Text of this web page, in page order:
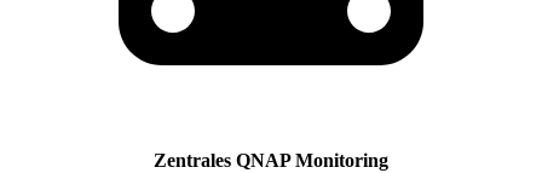
Zentrales QNAP Monitoring